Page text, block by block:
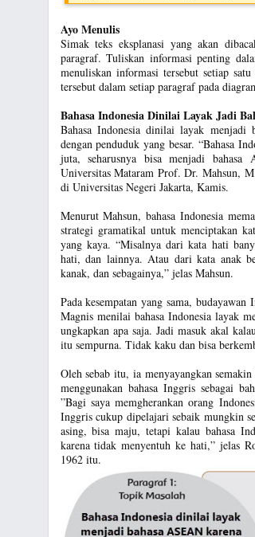
Ayo Menulis
Simak teks eksplanasi yang akan
paragraf. Tuliskan informasi penting
menuliskan informasi tersebut setiap
tersebut dalam setiap paragraf pada
Bahasa Indonesia Dinilai Layak Jadi
Bahasa Indonesia dinilai layak menjadi
dengan penduduk yang besar. “Bahasa
juta, seharusnya bisa menjadi
Universitas Mataram Prof. Dr. Mahsun,
di Universitas Negeri Jakarta, Kamis.
Menurut Mahsun, bahasa Indonesia
strategi gramatikal untuk menciptakan
yang kaya. “Misalnya dari kata hati
hati, dan lainnya. Atau dari kata anak
kanak, dan sebagainya,” jelas Mahsun.
Pada kesempatan yang sama,
Magnis menilai bahasa Indonesia layak
ungkapkan apa saja. Jadi masuk akal
itu sempurna. Tidak kaku dan bisa
Oleh sebab itu, ia menyayangkan
menggunakan bahasa Inggris sebagai
”Bagi saya memgherankan orang
Inggris cukup dipelajari sebaik mungkin
asing, bisa maju, tetapi kalau bahasa
karena tidak menyentuh ke hati,” jelas
1962 itu.